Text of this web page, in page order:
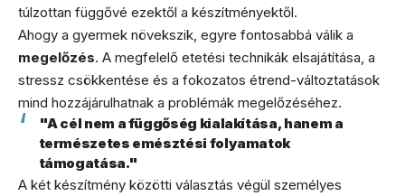
túlzottan függővé ezektől a készítményektől.
Ahogy a gyermek növekszik, egyre fontosabbá válik a
megelőzés. A megfelelő etetési technikák elsajátítása, a
stressz csökkentése és a fokozatos étrend-változtatások
mind hozzájárulhatnak a problémák megelőzéséhez.
"A cél nem a függőség kialakítása, hanem a
természetes emésztési folyamatok
támogatása."
A két készítmény közötti választás végül személyes